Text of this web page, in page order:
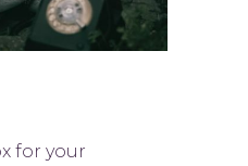
for your